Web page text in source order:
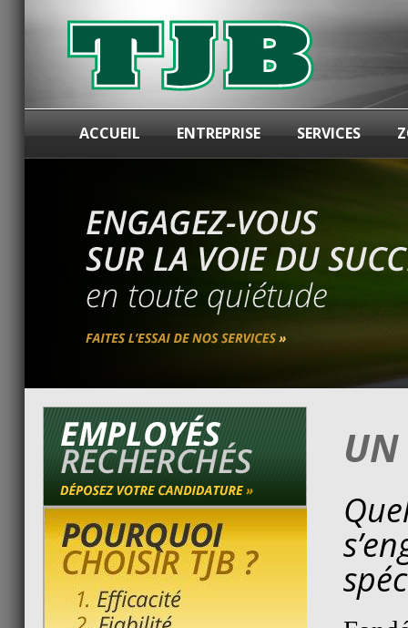
ACCUEIL ENTREPRISE SERVICES
UN